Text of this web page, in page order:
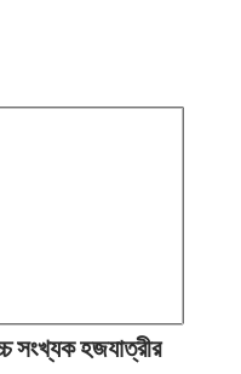
সংখ্যক হজযাত্রীর